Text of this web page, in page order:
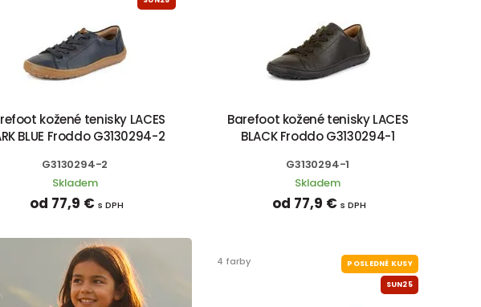
kožené tenisky LACES
BLUE Froddo G3130294-2
G3130294-2
Skladem
od 77,9 € s DPH
Barefoot kožené tenisky LACES
BLACK Froddo G3130294-1
G3130294-1
Skladem
od 77,9 € s DPH
4 farby POSLEDNÉ KUSY
SUN25